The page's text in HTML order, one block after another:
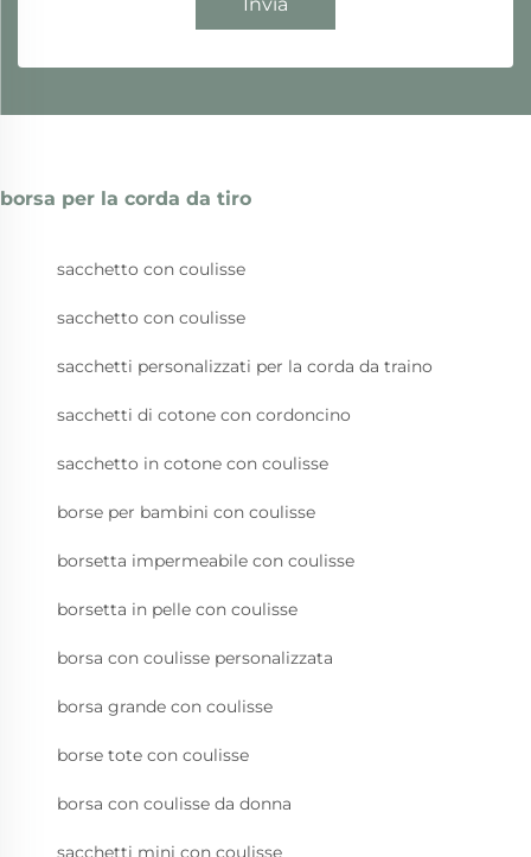
borsa per la corda da tiro
sacchetto con coulisse
sacchetto con coulisse
sacchetti personalizzati per la corda da traino
sacchetti di cotone con cordoncino
sacchetto in cotone con coulisse
borse per bambini con coulisse
borsetta impermeabile con coulisse
borsetta in pelle con coulisse
borsa con coulisse personalizzata
borsa grande con coulisse
borse tote con coulisse
borsa con coulisse da donna
sacchetti mini con coulisse